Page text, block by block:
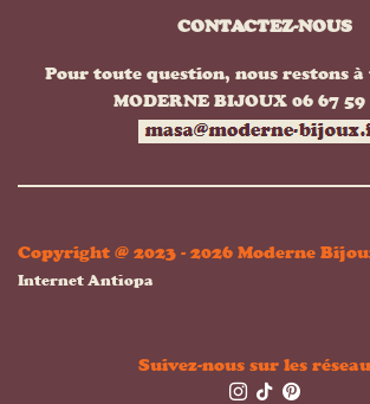
CONTACTEZ-NOUS
Pour toute question, nous restons à
MODERNE BIJOUX 06 67 59
Copyright @ 2023 - 2026 Moderne
Internet Antiopa
Suivez-nous sur les